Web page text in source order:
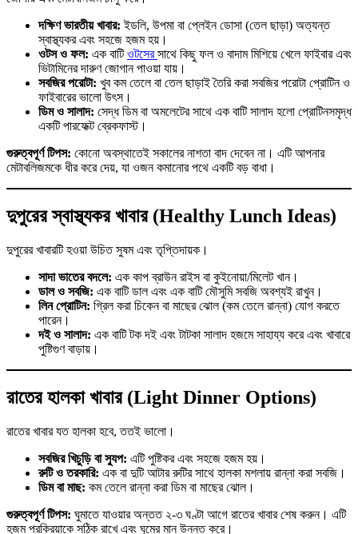
দক্ষিণ ভারতীয় খাবার: ইডলি, উপমা বা প্লেইন ডোসা (তেল ছাড়া) অত্যন্ত
স্বাস্থ্যকর এবং সহজে হজম হয়।
ওটস ও ফল: এক বাটিওটসেরসাথে কিছু ফল ও বাদাম মিশিয়ে খেলে ফাইবার এবং
ভিটামিনের দারুণ জোগান পাওয়া যায়।
সবজির পরোটা: খুব কম তেলে বা তেল ছাড়াই তৈরি করা সবজির পরোটা প্রোটিন ও
ফাইবারের ভালো উৎস।
ডিম ও সালাদ: সেদ্ধ ডিম বা অমলেটের সাথে এক বাটি সালাদ হলো প্রোটিনসমৃদ্ধ
একটি পারফেক্ট ব্রেকফাস্ট।
গুরুত্বপূর্ণ টিপস: কোনো অবস্থাতেই সকালের নাশতা বাদ দেবেন না। এটি আপনার
মেটাবলিজমকে ধীর করে দেয়, যা ওজন কমানোর পথে একটি বড় বাধা।
দুপুরের স্বাস্থ্যকর খাবার (Healthy Lunch Ideas)
দুপুরের খাবারটি হওয়া উচিত সুষম এবং তৃপ্তিদায়ক।
সাদা ভাতের বদলে: এক কাপ ব্রাউন রাইস বা কুইনোয়া/মিলেট খান।
ডাল ও সবজি: এক বাটি ডাল এবং এক বাটি মৌসুমি সবজি অবশ্যই রাখুন।
লিন প্রোটিন: গ্রিল করা চিকেন বা মাছের ঝোল (কম তেলে রান্না) যোগ করতে
পারেন।
দই ও সালাদ: এক বাটি টক দই এবং টাটকা সালাদ হজমে সাহায্য করে এবং খাবারে
পুষ্টিগুণ বাড়ায়।
রাতের হালকা খাবার (Light Dinner Options)
রাতের খাবার যত হালকা হবে, ততই ভালো।
সবজির খিচুড়ি বা স্যুপ: এটি পুষ্টিকর এবং সহজে হজম হয়।
রুটি ও তরকারি: এক বা দুটি আটার রুটির সাথে হালকা মশলায় রান্না করা সবজি।
ডিম বা মাছ: কম তেলে রান্না করা ডিম বা মাছের ঝোল।
গুরুত্বপূর্ণ টিপস: ঘুমাতে যাওয়ার অন্তত ২-৩ ঘণ্টা আগে রাতের খাবার শেষ করুন। এটি
হজম প্রক্রিয়াকে সঠিক রাখে এবং ঘুমের মান উন্নত করে।